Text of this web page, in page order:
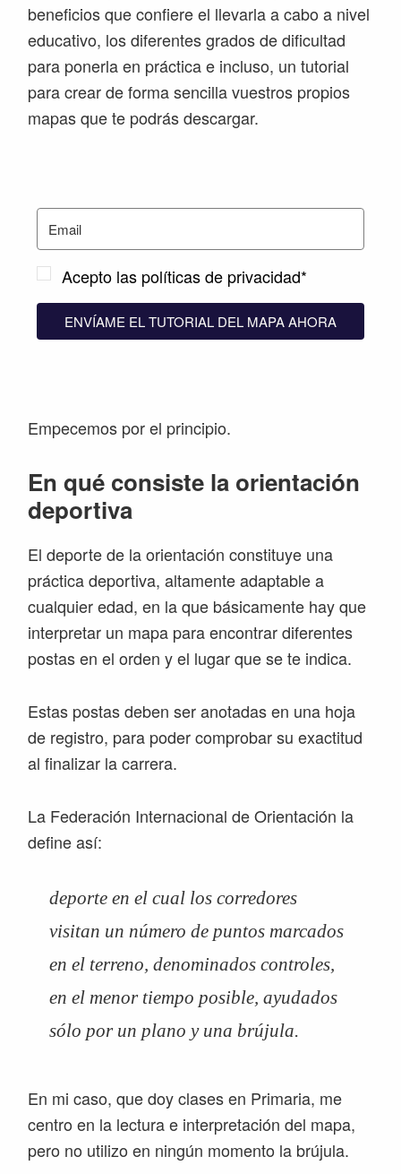
beneficios que confiere el llevarla a cabo a nivel
educativo, los diferentes grados de dificultad
para ponerla en práctica e incluso, un tutorial
para crear de forma sencilla vuestros propios
mapas que te podrás descargar.
Acepto las políticas de privacidad*
ENVÍAME EL TUTORIAL DEL MAPA AHORA
Empecemos por el principio.
En qué consiste la orientación
deportiva
El deporte de la orientación constituye una
práctica deportiva, altamente adaptable a
cualquier edad, en la que básicamente hay que
interpretar un mapa para encontrar diferentes
postas en el orden y el lugar que se te indica.
Estas postas deben ser anotadas en una hoja
de registro, para poder comprobar su exactitud
al finalizar la carrera.
La Federación Internacional de Orientación la
define así:
deporte en el cual los corredores
visitan un número de puntos marcados
en el terreno, denominados controles,
en el menor tiempo posible, ayudados
sólo por un plano y una brújula.
En mi caso, que doy clases en Primaria, me
centro en la lectura e interpretación del mapa,
pero no utilizo en ningún momento la brújula.